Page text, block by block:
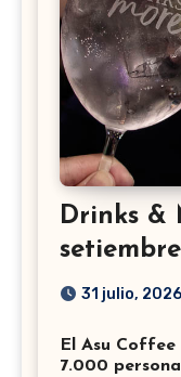
Drinks &
31 julio, 2026
El Asu
7.000